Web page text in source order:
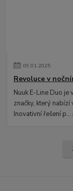
09.01.2025
Revoluce v
Nuuk E-Line Duo
značky, který
Inovativní řešení p...